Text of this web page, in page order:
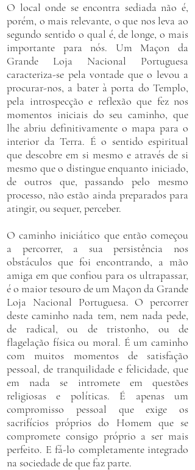
​O local onde se encontra sediada não é,
porém, o mais relevante, o que nos leva ao
segundo sentido o qual é, de longe, o mais
importante para nós. Um Maçon da
Grande Loja Nacional Portuguesa
caracteriza-se pela vontade que o levou a
procurar-nos, a bater à porta do Templo,
pela introspecção e reflexão que fez nos
momentos iniciais do seu caminho, que
lhe abriu definitivamente o mapa para o
interior da Terra. É o sentido espiritual
que descobre em si mesmo e através de si
mesmo que o distingue enquanto iniciado,
de outros que, passando pelo mesmo
processo, não estão ainda preparados para
atingir, ou sequer, perceber.
​O caminho iniciático que então começou
a percorrer, a sua persistência nos
obstáculos que foi encontrando, a mão
amiga em que confiou para os ultrapassar,
é o maior tesouro de um Maçon da Grande
Loja Nacional Portuguesa. O percorrer
deste caminho nada tem, nem nada pede,
de radical, ou de tristonho, ou de
flagelação física ou moral. É um caminho
com muitos momentos de satisfação
pessoal, de tranquilidade e felicidade, que
em nada se intromete em questões
religiosas e políticas. É apenas um
compromisso pessoal que exige os
sacrifícios próprios do Homem que se
compromete consigo próprio a ser mais
perfeito. E fá-lo completamente integrado
na sociedade de que faz parte.